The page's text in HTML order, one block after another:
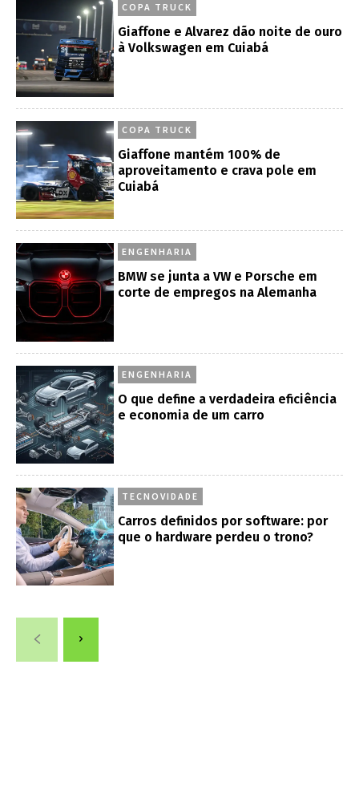
COPA TRUCK
Giaffone e Alvarez dão noite de ouro
à Volkswagen em Cuiabá
COPA TRUCK
Giaffone mantém 100% de
aproveitamento e crava pole em
Cuiabá
ENGENHARIA
BMW se junta a VW e Porsche em
corte de empregos na Alemanha
ENGENHARIA
O que define a verdadeira eficiência
e economia de um carro
TECNOVIDADE
Carros definidos por software: por
que o hardware perdeu o trono?